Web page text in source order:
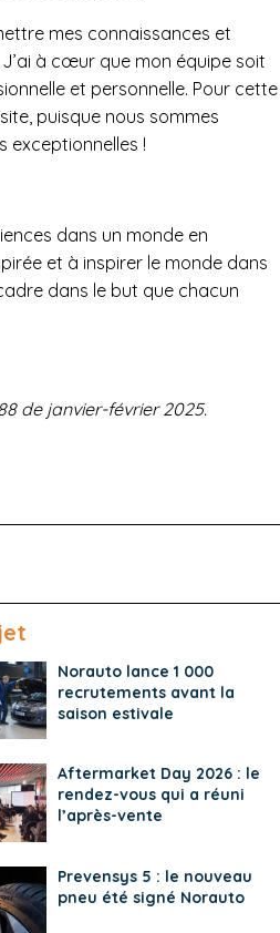
mes connaissances et
à cœur que mon équipe soit
et personnelle. Pour cette
puisque nous sommes
exceptionnelles !
dans un monde en
et à inspirer le monde dans
dans le but que chacun
de janvier-février 2025.
Norauto lance 1 000
recrutements avant la
saison estivale
Aftermarket Day 2026 : le
rendez-vous qui a réuni
l’après-vente
Prevensys 5 : le nouveau
pneu été signé Norauto